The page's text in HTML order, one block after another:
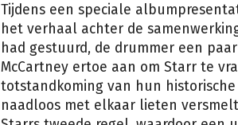
Tijdens een speciale
het verhaal achter de
had gestuurd, de drummer een
McCartney ertoe aan om Starr te
totstandkoming van hun
naadloos met elkaar lieten